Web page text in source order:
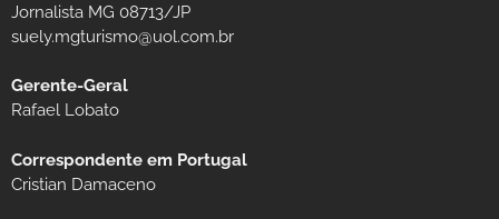
Jornalista MG 08713/JP
suely.mgturismo@uol.com.br
Gerente-Geral
Rafael Lobato
Correspondente em Portugal
Cristian Damaceno